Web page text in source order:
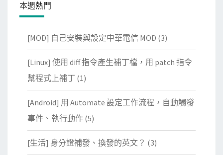
本週熱門
[MOD] 自己安裝與設定中華電信 MOD (3)
[Linux] 使用 diff 指令產生補丁檔，用 patch 指令
幫程式上補丁 (1)
[Android] 用 Automate 設定工作流程，自動觸發
事件、執行動作 (5)
[生活] 身分證補發、換發的英文？ (3)